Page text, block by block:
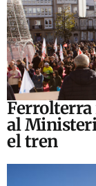
Ferrolterra
al
el tren